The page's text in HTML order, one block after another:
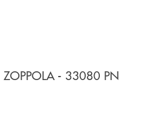
ZOPPOLA - 33080 PN